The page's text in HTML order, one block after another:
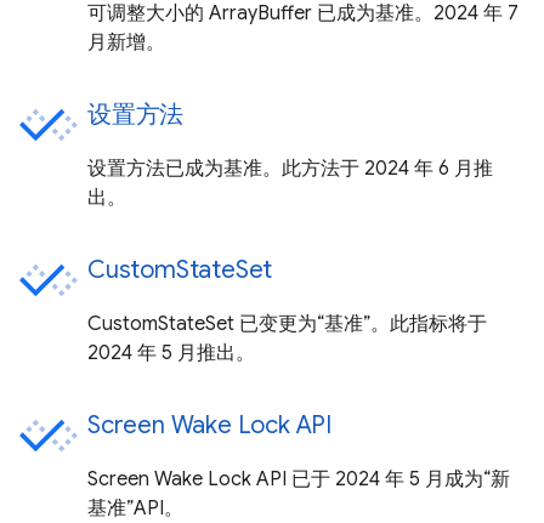
可调整大小的 ArrayBuffer 已成为基准。2024 年 7
月新增。
设置方法
设置方法已成为基准。此方法于 2024 年 6 月推
出。
CustomStateSet
CustomStateSet 已变更为“基准”。此指标将于
2024 年 5 月推出。
Screen Wake Lock API
Screen Wake Lock API 已于 2024 年 5 月成为“新
基准”API。